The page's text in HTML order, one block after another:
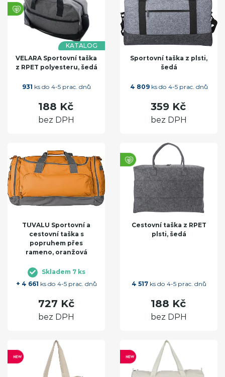
KATALOG
VELARA Sportovní taška
z RPET polyesteru, šedá
931 ks do 4-5 prac. dnů
188 Kč
bez DPH
Sportovní taška z plsti,
šedá
4 809ks do 4-5 prac. dnů
359 Kč
bez DPH
TUVALU Sportovní a
cestovní taška s
popruhem přes
rameno, oranžová
Skladem 7 ks
+ 4 661 ks do 4-5 prac. dnů
727 Kč
bez DPH
Cestovní taška z RPET
plsti, šedá
4 517ks do 4-5 prac. dnů
188 Kč
bez DPH